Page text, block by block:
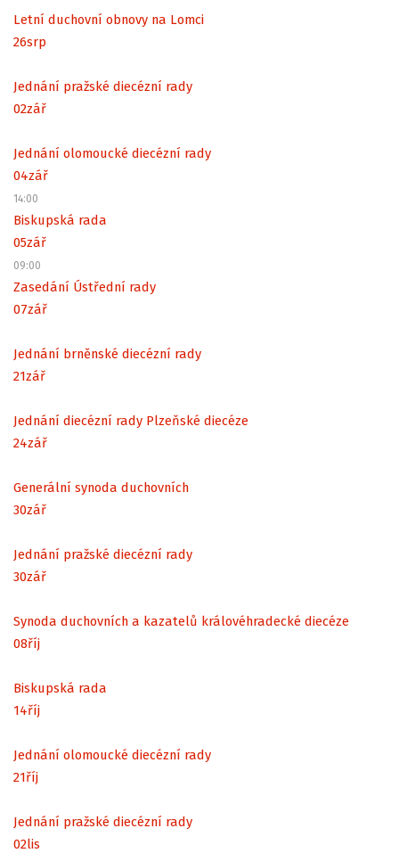
Letní duchovní obnovy na Lomci
26srp
Jednání pražské diecézní rady
02zář
Jednání olomoucké diecézní rady
04zář
14:00
Biskupská rada
05zář
09:00
Zasedání Ústřední rady
07zář
Jednání brněnské diecézní rady
21zář
Jednání diecézní rady Plzeňské diecéze
24zář
Generální synoda duchovních
30zář
Jednání pražské diecézní rady
30zář
Synoda duchovních a kazatelů královéhradecké diecéze
08říj
Biskupská rada
14říj
Jednání olomoucké diecézní rady
21říj
Jednání pražské diecézní rady
02lis